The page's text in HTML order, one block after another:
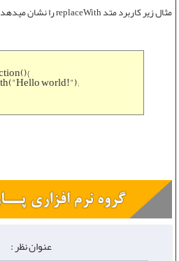
مثال زیر کاربردمتد replaceWith را نشان
world!");
عنوان نظر :